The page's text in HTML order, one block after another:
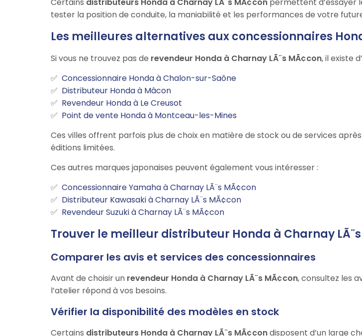
Certains distributeurs Honda à Charnay LÃ¨s MÃ¢con permettent d’essayer
tester la position de conduite, la maniabilité et les performances de votre
Les meilleures alternatives aux concessionnaires
Si vous ne trouvez pas de revendeur Honda à Charnay LÃ¨s MÃ¢con, il existe
Concessionnaire Honda à Chalon-sur-Saône
Distributeur Honda à Mâcon
Revendeur Honda à Le Creusot
Point de vente Honda à Montceau-les-Mines
Ces villes offrent parfois plus de choix en matière de stock ou de services
éditions limitées.
Ces autres marques japonaises peuvent également vous intéresser :
Concessionnaire Yamaha à Charnay LÃ¨s MÃ¢con
Distributeur Kawasaki à Charnay LÃ¨s MÃ¢con
Revendeur Suzuki à Charnay LÃ¨s MÃ¢con
Trouver le meilleur distributeur Honda à Charnay
Comparer les avis et services des concessionnaires
Avant de choisir un revendeur Honda à Charnay LÃ¨s MÃ¢con, consultez les
l’atelier répond à vos besoins.
Vérifier la disponibilité des modèles en stock
Certains distributeurs Honda à Charnay LÃ¨s MÃ¢condisposent d’un large